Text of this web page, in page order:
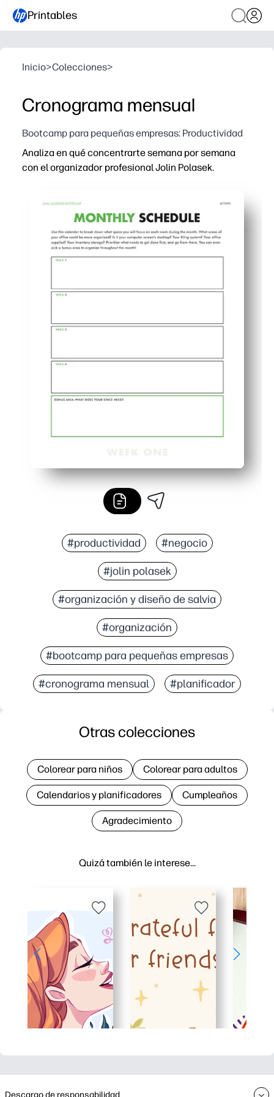
Printables
Inicio>Colecciones>
Cronograma mensual
Bootcamp para pequeñas empresas: Productividad
Analiza en qué concentrarte semana por semana
con el organizador profesional Jolin Polasek.
#productividad #negocio
#jolin polasek
#organización y diseño de salvia
#organización
#bootcamp para pequeñas empresas
#cronograma mensual #planificador
Quizá también le interese…
Otras colecciones
Colorear para niños Colorear para adultos
Calendarios y planificadores Cumpleaños
Agradecimiento
Descargo de responsabilidad